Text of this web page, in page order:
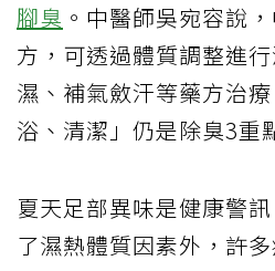
腳臭 。中醫師吳宛容說
方，可透過體質調整進
濕、補氣斂汗等藥方治
浴、清潔」仍是除臭3重
夏天足部異味是健康警
了濕熱體質因素外，許